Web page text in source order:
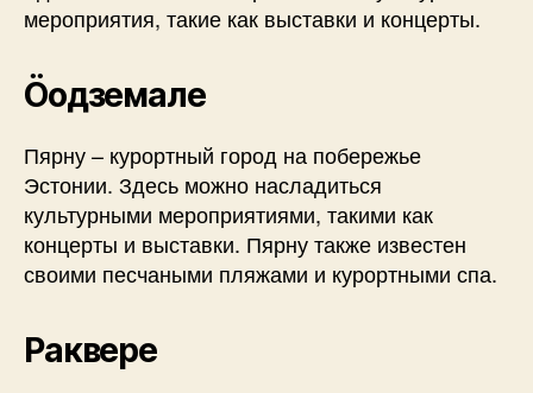
мероприятия, такие как выставки и концерты.
Ӧодземале
Пярну – курортный город на побережье
Эстонии. Здесь можно насладиться
культурными мероприятиями, такими как
концерты и выставки. Пярну также известен
своими песчаными пляжами и курортными спа.
Раквере